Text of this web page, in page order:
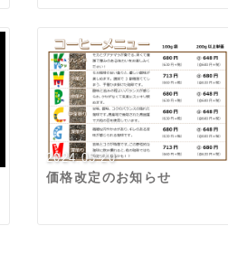
2024.05.20
価格改定のお知らせ